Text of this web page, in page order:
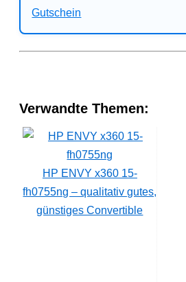
Verwandte Themen:
HP ENVY x360 15-
fh0755ng – qualitativ gutes,
günstiges Convertible